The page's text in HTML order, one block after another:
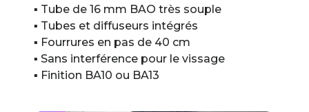
▪ Tube de 16 mm BAO très souple
▪ Tubes et diffuseurs intégrés
▪ Fourrures en pas de 40 cm
▪ Sans interférence pour le vissage
▪ Finition BA10 ou BA13